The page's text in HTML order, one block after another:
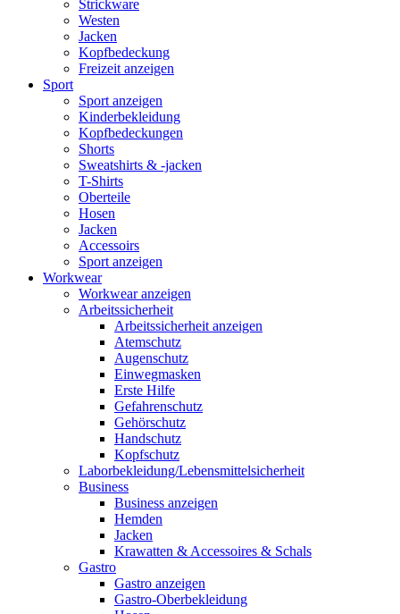
Strickware
Westen
Jacken
Kopfbedeckung
Freizeit anzeigen
Sport
Sport anzeigen
Kinderbekleidung
Kopfbedeckungen
Shorts
Sweatshirts & -jacken
T-Shirts
Oberteile
Hosen
Jacken
Accessoirs
Sport anzeigen
Workwear
Workwear anzeigen
Arbeitssicherheit
Arbeitssicherheit anzeigen
Atemschutz
Augenschutz
Einwegmasken
Erste Hilfe
Gefahrenschutz
Gehörschutz
Handschutz
Kopfschutz
Laborbekleidung/Lebensmittelsicherheit
Business
Business anzeigen
Hemden
Jacken
Krawatten & Accessoires & Schals
Gastro
Gastro anzeigen
Gastro-Oberbekleidung